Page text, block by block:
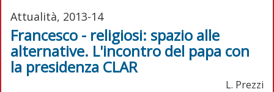
Attualità, 2013-14
Francesco - religiosi: spazio alle
alternative. L'incontro del papa con
la presidenza CLAR
L. Prezzi